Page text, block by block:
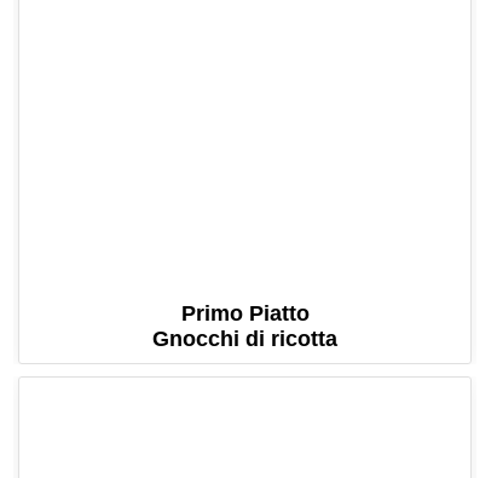
Primo Piatto
Gnocchi di ricotta